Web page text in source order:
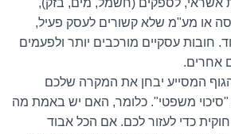
אשראי, לספקים (חשמל, מים, בזק),
או מע"מ שלא קשורים לעסק פעיל,
חובות עסקיים מורכבים יותר ולפעמים
אחרים.
המסייע יבחן את המקרה שלכם
"סיכוי משפטי". כלומר, האם יש באמת מה
כדי לעזור לכם. אם הכל אבוד